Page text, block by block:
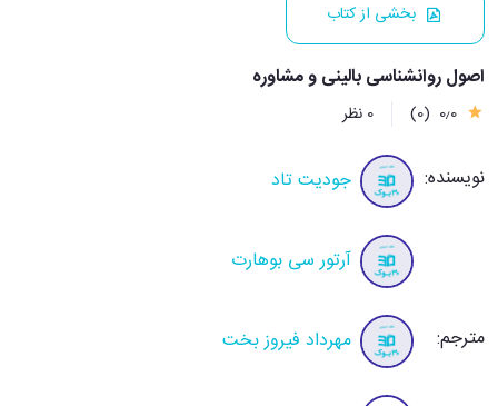
بخشی از کتاب
اصول روانشناسی بالینی و مشاوره
0٫0 (0) 0 نظر
نویسنده: جودیت تاد
آرتور سی بوهارت
مترجم: مهرداد فیروز بخت